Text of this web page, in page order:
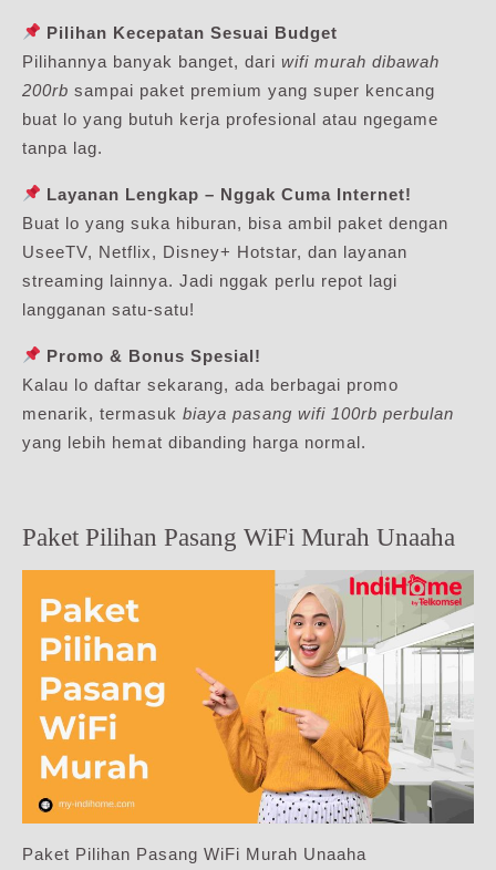
Pilihan Kecepatan Sesuai Budget
Pilihannya banyak banget, dari wifi murah dibawah
200rb sampai paket premium yang super kencang
buat lo yang butuh kerja profesional atau ngegame
tanpa lag.
Layanan Lengkap – Nggak Cuma Internet!
Buat lo yang suka hiburan, bisa ambil paket dengan
UseeTV, Netflix, Disney+ Hotstar, dan layanan
streaming lainnya. Jadi nggak perlu repot lagi
langganan satu-satu!
Promo & Bonus Spesial!
Kalau lo daftar sekarang, ada berbagai promo
menarik, termasuk biaya pasang wifi 100rb perbulan
yang lebih hemat dibanding harga normal.
Paket Pilihan Pasang WiFi Murah Unaaha
Paket Pilihan Pasang WiFi Murah Unaaha